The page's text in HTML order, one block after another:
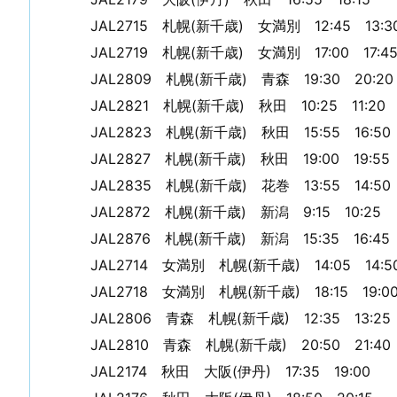
JAL2715 札幌(新千歳) 女満別 12:45
JAL2719 札幌(新千歳) 女満別 17:00 17:45
JAL2809 札幌(新千歳) 青森 19:30 20:20
JAL2821 札幌(新千歳) 秋田 10:25 11:20
JAL2823 札幌(新千歳) 秋田 15:55 16:50
JAL2827 札幌(新千歳) 秋田 19:00 19:55
JAL2835 札幌(新千歳) 花巻 13:55 14:50
JAL2872 札幌(新千歳) 新潟 9:15 10:25
JAL2876 札幌(新千歳) 新潟 15:35 16:45
JAL2714 女満別 札幌(新千歳) 14:05
JAL2718 女満別 札幌(新千歳) 18:15 19:00
JAL2806 青森 札幌(新千歳) 12:35 13:25
JAL2810 青森 札幌(新千歳) 20:50 21:40
JAL2174 秋田 大阪(伊丹) 17:35 19:00